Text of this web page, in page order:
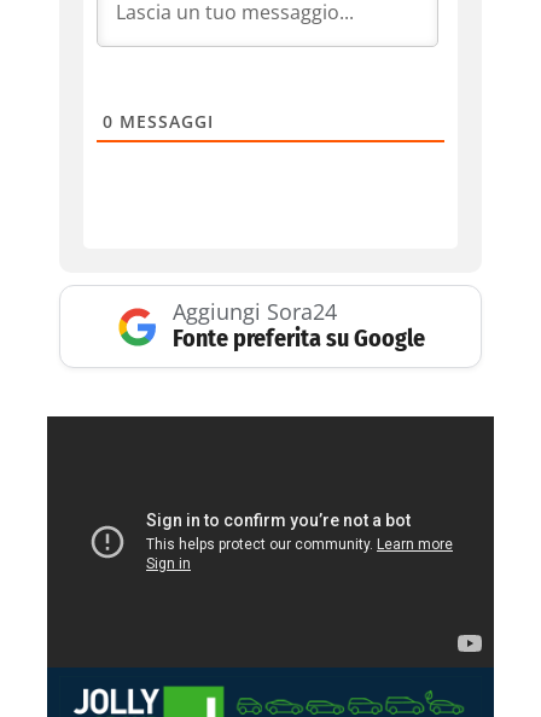
0 MESSAGGI
Aggiungi Sora24
Fonte preferita su Google